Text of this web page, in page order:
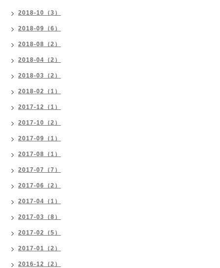
2018-10（3）
2018-09（6）
2018-08（2）
2018-04（2）
2018-03（2）
2018-02（1）
2017-12（1）
2017-10（2）
2017-09（1）
2017-08（1）
2017-07（7）
2017-06（2）
2017-04（1）
2017-03（8）
2017-02（5）
2017-01（2）
2016-12（2）